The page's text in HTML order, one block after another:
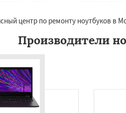
центр по ремонту ноутбуков
Производители